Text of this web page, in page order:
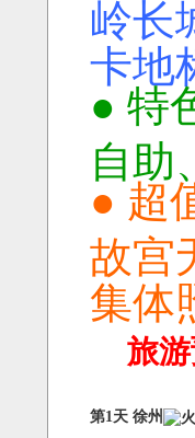
岭长
卡地
● 特
自助
● 超
故宫
集体
旅
第1天 徐州